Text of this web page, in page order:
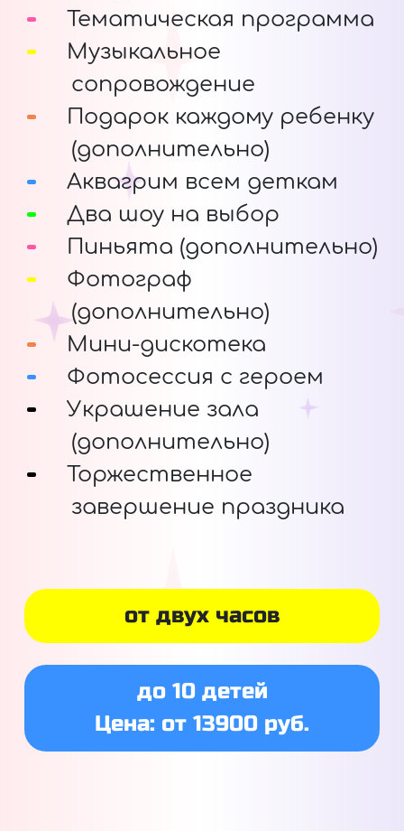
Тематическая программа
Музыкальное
сопровождение
Подарок каждому ребенку
(дополнительно)
Аквагрим всем деткам
Два шоу на выбор
Пиньята (дополнительно)
Фотограф
(дополнительно)
Мини-дискотека
Фотосессия с героем
Украшение зала
(дополнительно)
Торжественное
завершение праздника
от двух часов
до 10 детей
Цена: от 13900 руб.